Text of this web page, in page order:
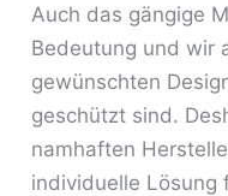
Auch das gängige
Bedeutung und wir
gewünschten
geschützt sind.
namhaften
individuelle